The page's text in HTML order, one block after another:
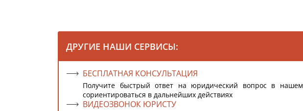
ДРУГИЕ НАШИ СЕРВИСЫ:
БЕСПЛАТНАЯ КОНСУЛЬТАЦИЯ
Получите быстрый ответ на юридический вопрос в
сориентироваться в дальнейших действиях
ВИДЕОЗВОНОК ЮРИСТУ